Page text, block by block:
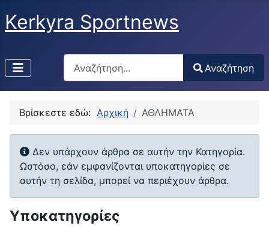
Kerkyra Sportnews
Αναζήτηση
Type 2 or more characters for results.
Αναζήτηση
Βρίσκεστε εδώ: Αρχική ΑΘΛΗΜΑΤΑ
Πληροφορία
Δεν υπάρχουν άρθρα σε αυτήν την Κατηγορία.
Ωστόσο, εάν εμφανίζονται υποκατηγορίες σε
αυτήν τη σελίδα, μπορεί να περιέχουν άρθρα.
Υποκατηγορίες